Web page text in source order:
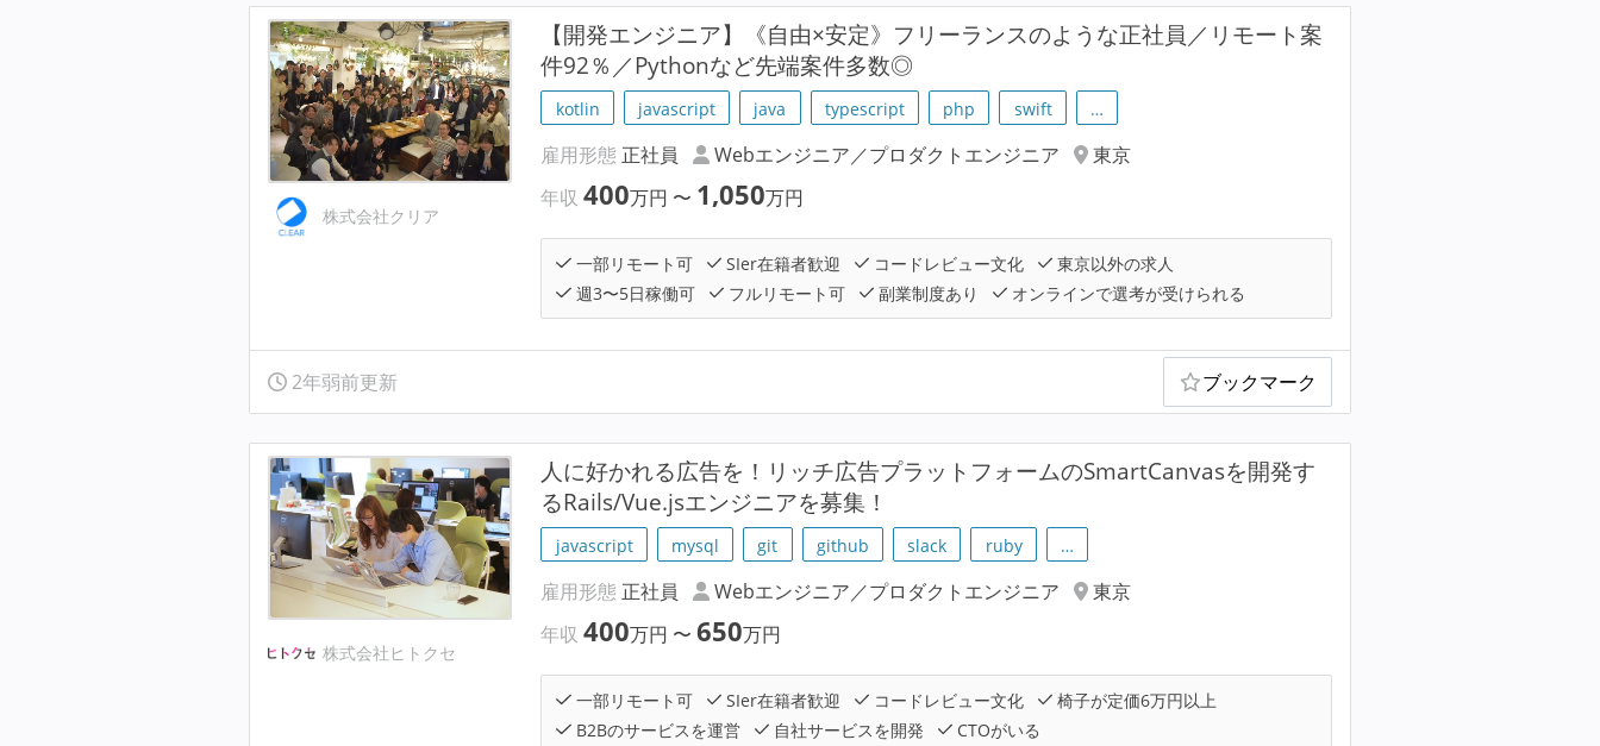
株式会社クリア
【開発エンジニア】《自由×安定》フリーランスのような正社員／リモート案
件92％／Pythonなど先端案件多数◎
kotlin javascript java typescript php swift …
雇用形態 正社員 Webエンジニア／プロダクトエンジニア
東京
年収400万円 〜 1,050万円
一部リモート可 SIer在籍者歓迎 コードレビュー文化
東京以外の求人
週3〜5日稼働可
フルリモート可 副業制度あり オンラインで選考が受けられる
2年弱前更新 ブックマーク
株式会社ヒトクセ
人に好かれる広告を！リッチ広告プラットフォームのSmartCanvasを開発す
るRails/Vue.jsエンジニアを募集！
javascript mysql git github slack ruby …
雇用形態 正社員 Webエンジニア／プロダクトエンジニア
東京
年収400万円 〜650万円
一部リモート可 SIer在籍者歓迎 コードレビュー文化
椅子が定価6万円以上
B2Bのサービスを運営
自社サービスを開発 CTOがいる